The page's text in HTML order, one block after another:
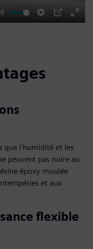
Mute Settings
PIP
Enter
que l'humidité et les
peuvent pas nuire au
époxy moulée
et aux
flexible